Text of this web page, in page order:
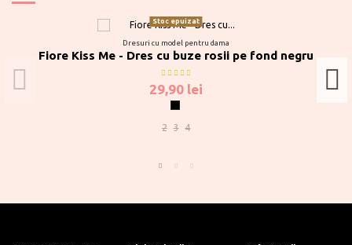
Stoc epuizat
Dresuri cu model pentru dama
Fiore Kiss Me - Dres cu buze rosii pe fond negru
29,90 lei
Negru
2 3 4